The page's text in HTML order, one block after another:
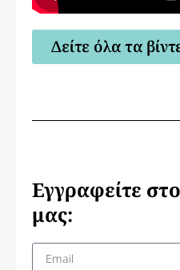
Δείτε όλα τα
Εγγραφείτε
μας: